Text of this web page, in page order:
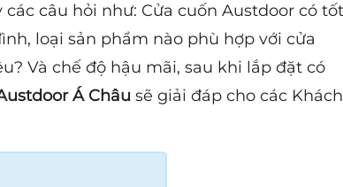
câu hỏi như: Cửa cuốn Austdoor có tốt
loại sản phẩm nào phù hợp với cửa
Và chế độ hậu mãi, sau khi lắp đặt có
Á Châu sẽ giải đáp cho các Khách